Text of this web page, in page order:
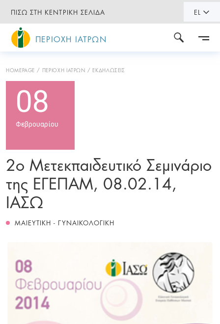
ΠΙΣΩ ΣΤΗ ΚΕΝΤΡΙΚΗ ΣΕΛΙΔΑ EL
ΠΕΡΙΟΧΗ ΙΑΤΡΩΝ
HOMEPAGE ΠΕΡΙΟΧΗ ΙΑΤΡΩΝ ΕΚΔΗΛΩΣΕΙΣ
08
Φεβρουαρίου
2ο Μετεκπαιδευτικό Σεμινάριο
της ΕΓΕΠΑΜ, 08.02.14,
ΙΑΣΩ
ΜΑΙΕΥΤΙΚΗ - ΓΥΝΑΙΚΟΛΟΓΙΚΗ